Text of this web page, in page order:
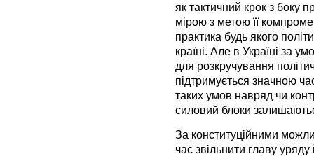
як тактичний крок з боку
мірою з метою її
практика будь якого
країні. Але в Україні за
для розкручування
підтримується значною
таких умов навряд чи
силовий блоки
За конституційними
час звільнити главу